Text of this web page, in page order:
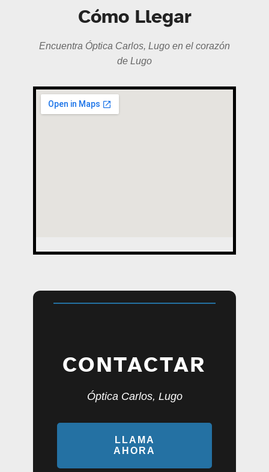
Cómo Llegar
Encuentra Óptica Carlos, Lugo en el corazón
de Lugo
CONTACTAR
Óptica Carlos, Lugo
LLAMA
AHORA